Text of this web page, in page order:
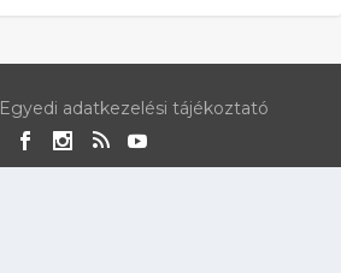
Egyedi adatkezelési tájékoztató